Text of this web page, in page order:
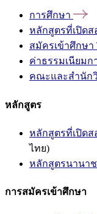
การศึกษา
หลักสูตรที่เปิดส
สมัครเข้าศึกษา
ค่าธรรมเนียมก
คณะและสำนัก
หลักสูตร
หลักสูตรที่เปิดส
ไทย)
หลักสูตรนานา
การสมัครเข้าศึกษา